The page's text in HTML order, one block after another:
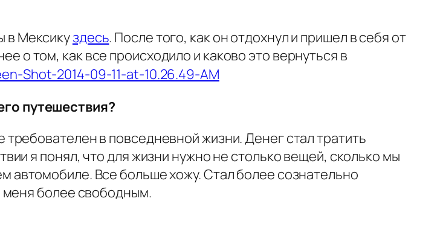
в Мексикуздесь. После того, как он отдохнул и пришел в себя от
о том, как все происходило и каково это вернуться в
путешествия?
в повседневной жизни. Денег стал тратить
я понял, что для жизни нужно не столько вещей, сколько мы
автомобиле. Все больше хожу. Стал более сознательно
меня более свободным.